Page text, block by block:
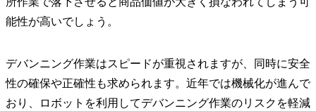
能性が高いでしょう。
デバンニング作業はスピードが重視されますが、同時に安全
性の確保や正確性も求められます。近年では機械化が進んで
おり、ロボットを利用してデバンニング作業のリスクを軽減